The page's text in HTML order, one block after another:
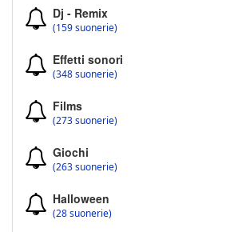
Dj - Remix
(159 suonerie)
Effetti sonori
(348 suonerie)
Films
(273 suonerie)
Giochi
(263 suonerie)
Halloween
(28 suonerie)